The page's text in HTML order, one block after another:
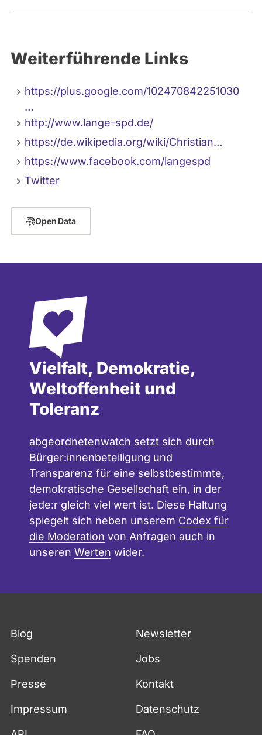
Weiterführende Links
https://plus.google.com/102470842251030
…
http://www.lange-spd.de/
https://de.wikipedia.org/wiki/Christian…
https://www.facebook.com/langespd
Twitter
Open Data
Vielfalt, Demokratie,
Weltoffenheit und
Toleranz
abgeordnetenwatch setzt sich durch
Bürger:innenbeteiligung und
Transparenz für eine selbstbestimmte,
demokratische Gesellschaft ein, in der
jede:r gleich viel wert ist. Diese Haltung
spiegelt sich neben unserem Codex für
die Moderation von Anfragen auch in
unseren Werten wider.
Blog Newsletter
Spenden Jobs
Presse Kontakt
Impressum Datenschutz